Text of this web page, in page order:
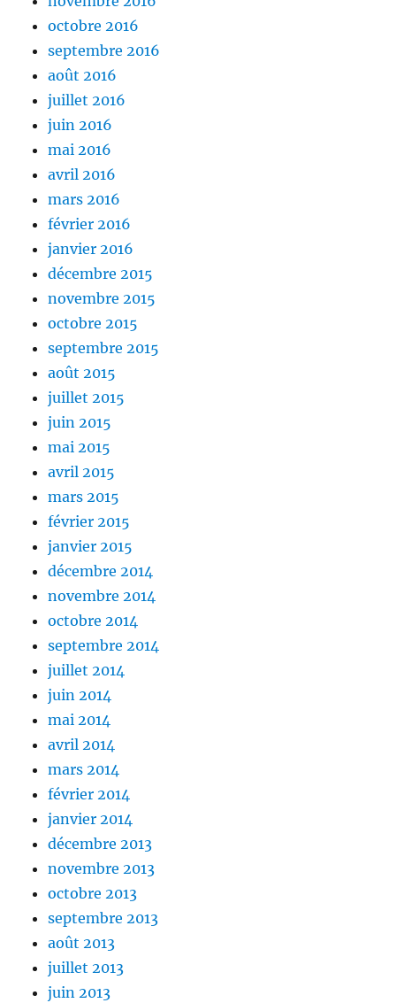
octobre 2016
septembre 2016
août 2016
juillet 2016
juin 2016
mai 2016
avril 2016
mars 2016
février 2016
janvier 2016
décembre 2015
novembre 2015
octobre 2015
septembre 2015
août 2015
juillet 2015
juin 2015
mai 2015
avril 2015
mars 2015
février 2015
janvier 2015
décembre 2014
novembre 2014
octobre 2014
septembre 2014
juillet 2014
juin 2014
mai 2014
avril 2014
mars 2014
février 2014
janvier 2014
décembre 2013
novembre 2013
octobre 2013
septembre 2013
août 2013
juillet 2013
juin 2013